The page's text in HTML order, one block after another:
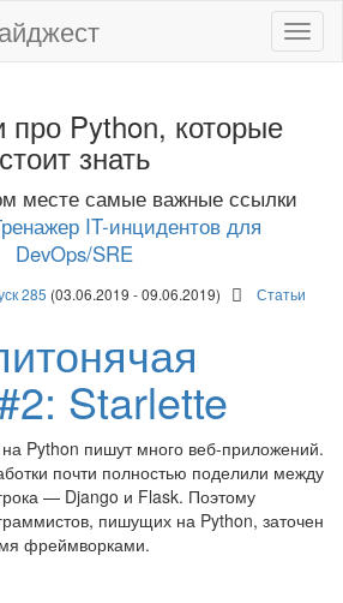
про Python, которые
стоит знать
месте самые важные ссылки
IT-инцидентов для
DevOps/SRE
285 (03.06.2019 - 09.06.2019) Статьи
Starlette
Python пишут много веб-приложений.
почти полностью поделили между
— Django и Flask. Поэтому
пишущих на Python, заточен
фреймворками.